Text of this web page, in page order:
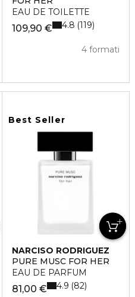
EAU DE TOILETTE
109,90 €
4 formati
4.8 119
Best Seller
NARCISO RODRIGUEZ
PURE MUSC FOR HER
EAU DE PARFUM
81,00 € 4.9 82